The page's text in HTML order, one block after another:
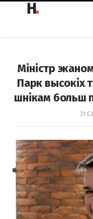
Міністр
Парк высокіх
шнікам больш
31